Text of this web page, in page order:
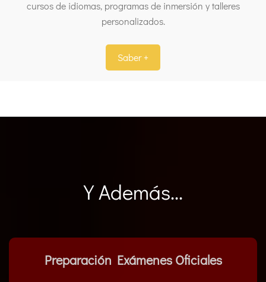
cursos de idiomas, programas de inmersión y talleres
personalizados.
Saber +
Y Además...
Preparación Exámenes Oficiales